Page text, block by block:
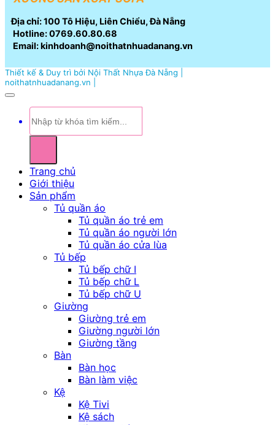
Địa chỉ: 100 Tô Hiệu, Liên Chiểu, Đà Nẵng
Hotline: 0769.60.80.68
Email: kinhdoanh@noithatnhuadanang.vn
Thiết kế & Duy trì bởi Nội Thất Nhựa Đà Nẵng |
noithatnhuadanang.vn |
Tìm
kiếm:
Trang chủ
Giới thiệu
Sản phẩm
Tủ quần áo
Tủ quần áo trẻ em
Tủ quần áo người lớn
Tủ quần áo cửa lùa
Tủ bếp
Tủ bếp chữ I
Tủ bếp chữ L
Tủ bếp chữ U
Giường
Giường trẻ em
Giường người lớn
Giường tầng
Bàn
Bàn học
Bàn làm việc
Kệ
Kệ Tivi
Kệ sách